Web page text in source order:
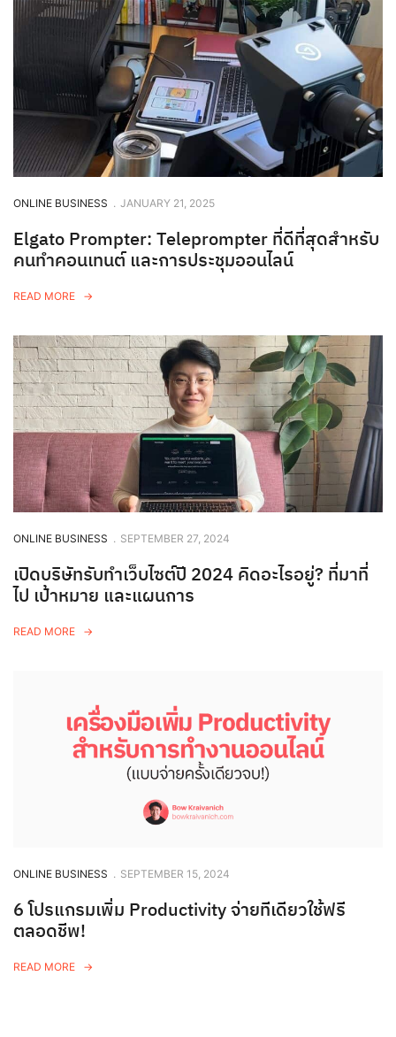
ONLINE BUSINESS . JANUARY 21, 2025
Elgato Prompter: Teleprompter ที่ดีที่สุดสำหรับ
คนทำคอนเทนต์ และการประชุมออนไลน์
READ MORE
ONLINE BUSINESS . SEPTEMBER 27, 2024
เปิดบริษัทรับทำเว็บไซต์ปี 2024 คิดอะไรอยู่? ที่มาที่
ไป เป้าหมาย และแผนการ
READ MORE
ONLINE BUSINESS . SEPTEMBER 15, 2024
6 โปรแกรมเพิ่ม Productivity จ่ายทีเดียวใช้ฟรี
ตลอดชีพ!
READ MORE